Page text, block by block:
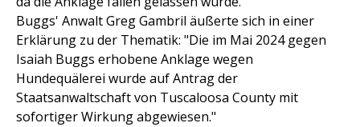
Buggs' Anwalt Greg Gambril äußerte sich in einer
Erklärung zu der Thematik: "Die im Mai 2024 gegen
Isaiah Buggs erhobene Anklage wegen
Hundequälerei wurde auf Antrag der
Staatsanwaltschaft von Tuscaloosa County mit
sofortiger Wirkung abgewiesen."